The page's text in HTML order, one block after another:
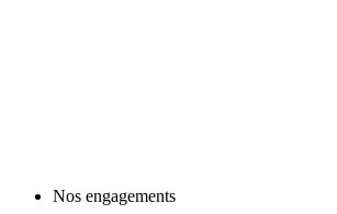
Nos engagements